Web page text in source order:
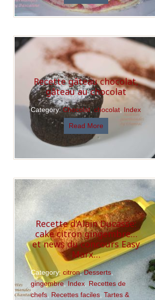
Recette gâteau chocolat,
gâteau au chocolat
Category:Chocolat,chocolat, Index
Read More
Recette d’Alain Ducasse:
cake citron gingembre…
et news du concours Easy
Marx…
Category: citron,Desserts,
gingembre,Index, Recettes de
chefs, Recettes faciles, Tartes &